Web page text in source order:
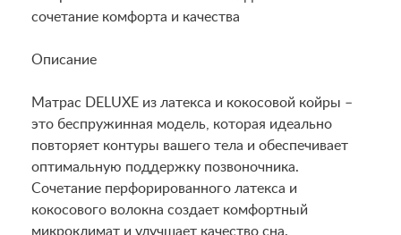
сочетание комфорта и качества
Описание
Матрас DELUXE из латекса и кокосовой койры –
это беспружинная модель, которая идеально
повторяет контуры вашего тела и обеспечивает
оптимальную поддержку позвоночника.
Сочетание перфорированного латекса и
кокосового волокна создает комфортный
микроклимат и улучшает качество сна.